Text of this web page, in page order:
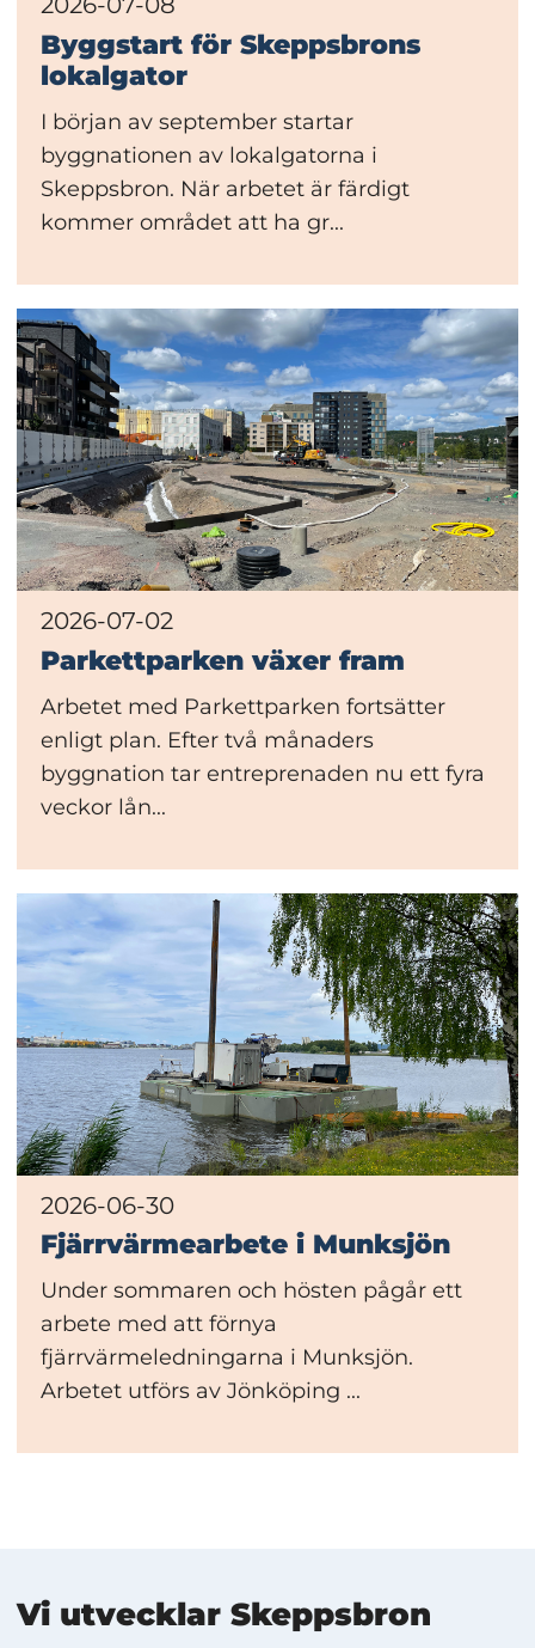
Byggstart för Skeppsbrons
lokalgator
I början av september startar
byggnationen av lokalgatorna i
Skeppsbron. När arbetet är färdigt
kommer området att ha gr...
2026-07-02
Parkettparken växer fram
Arbetet med Parkettparken fortsätter
enligt plan. Efter två månaders
byggnation tar entreprenaden nu ett fyra
veckor lån...
2026-06-30
Fjärrvärmearbete i Munksjön
Under sommaren och hösten pågår ett
arbete med att förnya
fjärrvärmeledningarna i Munksjön.
Arbetet utförs av Jönköping ...
Mer information
Vi utvecklar Skeppsbron